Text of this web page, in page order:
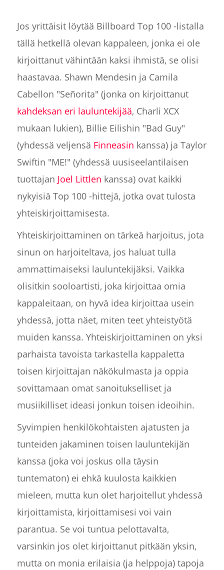
Jos yrittäisit löytää Billboard Top 100 -listalla
tällä hetkellä olevan kappaleen, jonka ei ole
kirjoittanut vähintään kaksi ihmistä, se olisi
haastavaa. Shawn Mendesin ja Camila
Cabellon "Señorita" (jonka on kirjoittanut
kahdeksan eri lauluntekijää, Charli XCX
mukaan lukien), Billie Eilishin "Bad Guy"
(yhdessä veljensä Finneasin kanssa) ja Taylor
Swiftin "ME!" (yhdessä uusiseelantilaisen
tuottajan Joel Littlen kanssa) ovat kaikki
nykyisiä Top 100 -hittejä, jotka ovat tulosta
yhteiskirjoittamisesta.
Yhteiskirjoittaminen on tärkeä harjoitus, jota
sinun on harjoiteltava, jos haluat tulla
ammattimaiseksi lauluntekijäksi. Vaikka
olisitkin sooloartisti, joka kirjoittaa omia
kappaleitaan, on hyvä idea kirjoittaa usein
yhdessä, jotta näet, miten teet yhteistyötä
muiden kanssa. Yhteiskirjoittaminen on yksi
parhaista tavoista tarkastella kappaletta
toisen kirjoittajan näkökulmasta ja oppia
sovittamaan omat sanoitukselliset ja
musiikilliset ideasi jonkun toisen ideoihin.
Syvimpien henkilökohtaisten ajatusten ja
tunteiden jakaminen toisen lauluntekijän
kanssa (joka voi joskus olla täysin
tuntematon) ei ehkä kuulosta kaikkien
mieleen, mutta kun olet harjoitellut yhdessä
kirjoittamista, kirjoittamisesi voi vain
parantua. Se voi tuntua pelottavalta,
varsinkin jos olet kirjoittanut pitkään yksin,
mutta on monia erilaisia (ja helppoja) tapoja